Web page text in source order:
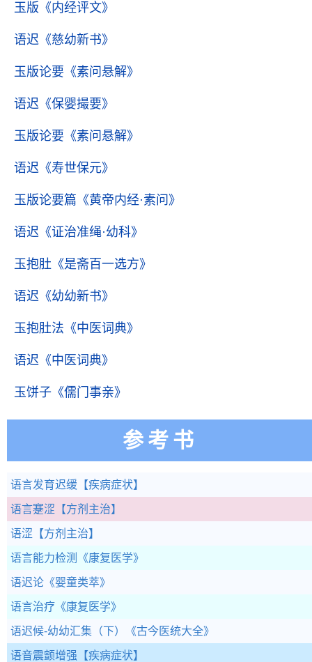
玉版 《内经评文》
语迟 《慈幼新书》
玉版论要 《素问悬解》
语迟 《保婴撮要》
玉版论要 《素问悬解》
语迟 《寿世保元》
玉版论要篇 《黄帝内经·素问》
语迟 《证治准绳·幼科》
玉抱肚 《是斋百一选方》
语迟 《幼幼新书》
玉抱肚法 《中医词典》
语迟 《中医词典》
玉饼子 《儒门事亲》
参考书
语言发育迟缓 【疾病症状】
语言蹇涩 【方剂主治】
语涩 【方剂主治】
语言能力检测 《康复医学》
语迟论 《婴童类萃》
语言治疗 《康复医学》
语迟候-幼幼汇集（下） 《古今医统大全》
语音震颤增强 【疾病症状】